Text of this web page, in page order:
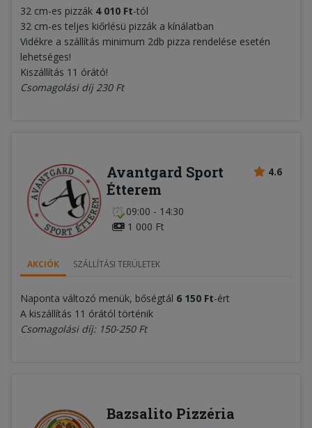
32 cm-es pizzák 4 010 Ft-tól
32 cm-es teljes kiőrlésü pizzák a kínálatban
Vidékre a szállítás minimum 2db pizza rendelése esetén
lehetséges!
Kiszállítás 11 órátó!
Csomagolási díj 230 Ft
4.6
Avantgard Sport
Étterem
09:00 - 14:30
1 000 Ft
AKCIÓK SZÁLLÍTÁSI TERÜLETEK
Naponta változó menük, bőségtál 6 150 Ft-ért
A kiszállítás 11 órától történik
Csomagolási díj: 150-250 Ft
Bazsalito Pizzéria